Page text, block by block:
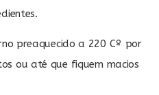
preaquecido a 220 Cº por
ou até que fiquem macios